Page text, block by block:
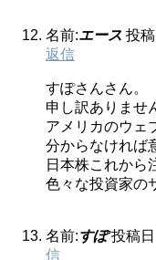
名前:エース 投
返信
すぽさんさん。
申し訳ありませ
アメリカのウェ
分からなければ
日本株これから
色々な投資家の
名前:すぽ 投稿
信